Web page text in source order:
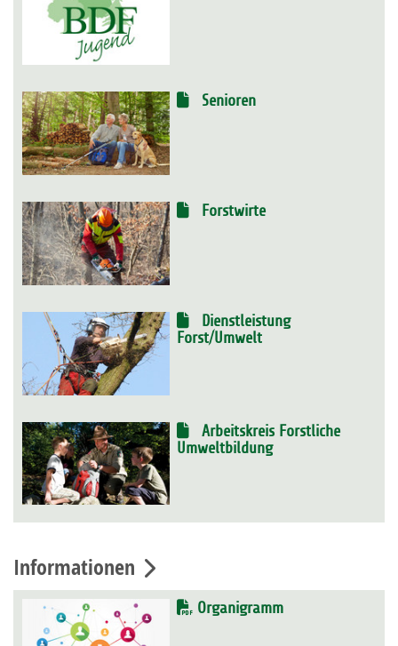
Senioren
Forstwirte
Dienstleistung
Forst/Umwelt
Arbeitskreis Forstliche
Umweltbildung
Informationen
Organigramm